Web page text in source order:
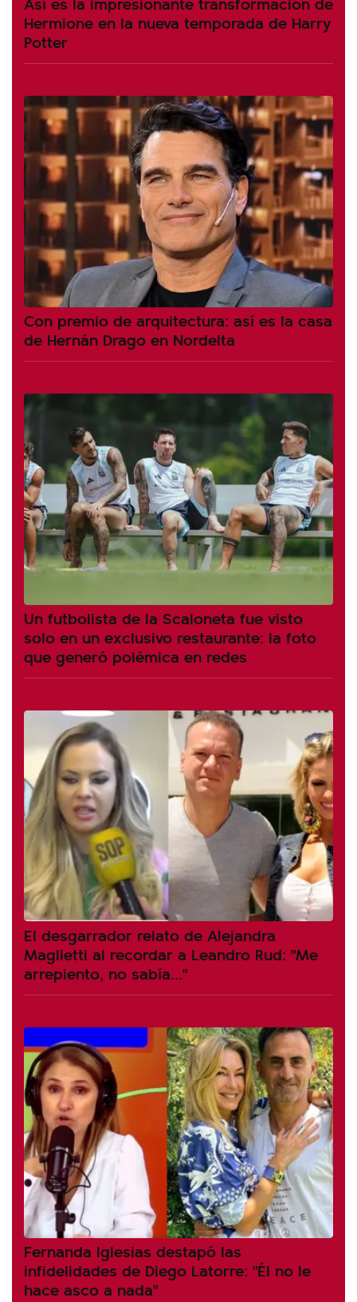
Hermione en la nueva temporada de Harry
Potter
Con premio de arquitectura: así es la casa
de Hernán Drago en Nordelta
Un futbolista de la Scaloneta fue visto
solo en un exclusivo restaurante: la foto
que generó polémica en redes
El desgarrador relato de Alejandra
Maglietti al recordar a Leandro Rud: "Me
arrepiento, no sabía..."
Fernanda Iglesias destapó las
infidelidades de Diego Latorre: "Él no le
hace asco a nada"